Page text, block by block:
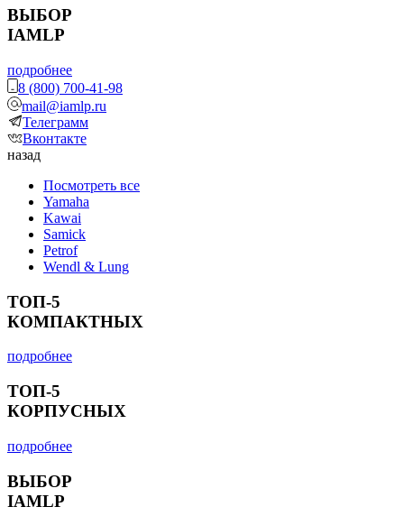
ВЫБОР
IAMLP
подробнее
8 (800) 700-41-98
mail@iamlp.ru
Телеграмм
Вконтакте
назад
Посмотреть все
Yamaha
Kawai
Samick
Petrof
Wendl & Lung
ТОП-5
КОМПАКТНЫХ
подробнее
ТОП-5
КОРПУСНЫХ
подробнее
ВЫБОР
IAMLP